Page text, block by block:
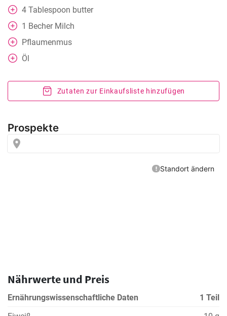
4 Tablespoon butter
1 Becher Milch
Pflaumenmus
Öl
Zutaten zur Einkaufsliste hinzufügen
Nährwerte und Preis
Ernährungswissenschaftliche Daten
1 Teil